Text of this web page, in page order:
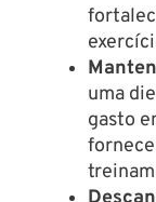
uma
gasto